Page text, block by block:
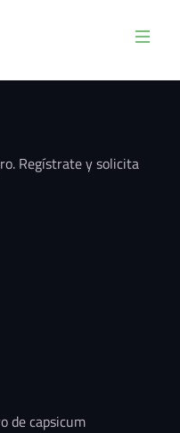
Regístrate y solicita
de capsicum